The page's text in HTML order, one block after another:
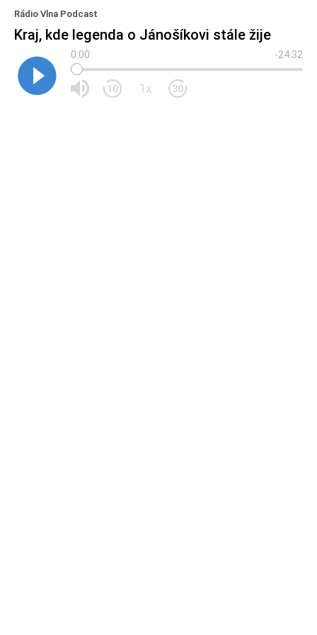
Rádio Vlna Podcast
Kraj, kde legenda o Jánošíkovi stále žije
0:00 -24:32